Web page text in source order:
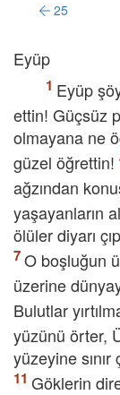
25
Eyüp
Eyüp
ettin! Güçsüz
olmayana ne
güzel öğrettin!
ağzından
yaşayanların
ölüler diyarı
O boşluğun
üzerine
Bulutlar
yüzünü örter,
yüzeyine sınır
Göklerin